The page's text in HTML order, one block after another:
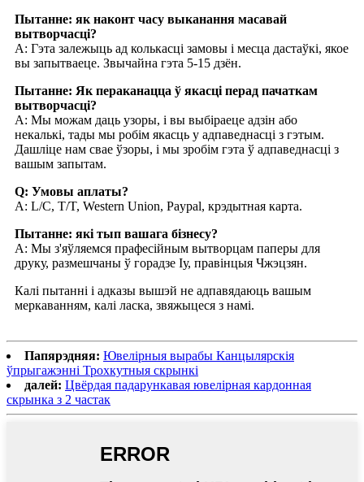
Пытанне: як наконт часу выканання масавай
вытворчасці?
A: Гэта залежыць ад колькасці замовы і месца дастаўкі, якое
вы запытваеце. Звычайна гэта 5-15 дзён.
Пытанне: Як пераканацца ў якасці перад пачаткам
вытворчасці?
A: Мы можам даць узоры, і вы выбіраеце адзін або
некалькі, тады мы робім якасць у адпаведнасці з гэтым.
Дашліце нам свае ўзоры, і мы зробім гэта ў адпаведнасці з
вашым запытам.
Q: Умовы аплаты?
A: L/C, T/T, Western Union, Paypal, крэдытная карта.
Пытанне: які тып вашага бізнесу?
A: Мы з'яўляемся прафесійным вытворцам паперы для
друку, размешчаны ў горадзе Іу, правінцыя Чжэцзян.
Калі пытанні і адказы вышэй не адпавядаюць вашым
меркаванням, калі ласка, звяжыцеся з намі.
Папярэдняя: Ювелірныя вырабы Канцылярскія
ўпрыгажэнні Трохкутныя скрынкі
далей: Цвёрдая падарункавая ювелірная кардонная
скрынка з 2 частак